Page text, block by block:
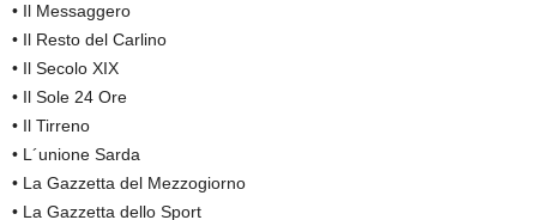
• Il Messaggero
• Il Resto del Carlino
• Il Secolo XIX
• Il Sole 24 Ore
• Il Tirreno
• L´unione Sarda
• La Gazzetta del Mezzogiorno
• La Gazzetta dello Sport